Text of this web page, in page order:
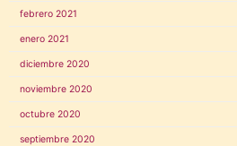
febrero 2021
enero 2021
diciembre 2020
noviembre 2020
octubre 2020
septiembre 2020